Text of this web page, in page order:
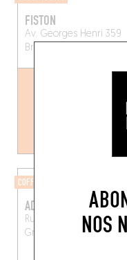
NOS
FISTON
Av. Georges Henri 359
Bruxelles (1200)
COFFEE SHOP
ADDIS STORIES
Rue du Vieux Marché
Grains 48
Bruxelles